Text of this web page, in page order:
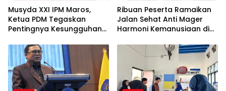
Musyda XXI IPM Maros,
Ketua PDM Tegaskan
Pentingnya Kesungguhan
Ribuan Peserta Ramaikan
Jalan Sehat Anti Mager
Harmoni Kemanusiaan di